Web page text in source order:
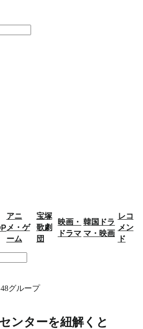
アニ
メ・ゲ
ーム
宝塚
歌劇
団
映画・
ドラマ
韓国ドラ
マ・映画
レコ
メン
ド
48グループ
ンターを紐解くと